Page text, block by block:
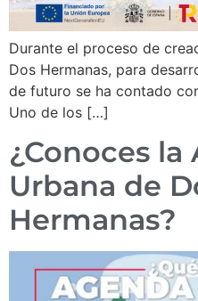
Durante el proceso de
Dos Hermanas, para
de futuro se ha contado
Uno de los […]
¿Conoces la
Urbana de
Hermanas?